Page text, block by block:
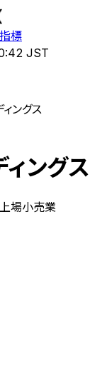
標
JST
ングス
ングス
上場小売業